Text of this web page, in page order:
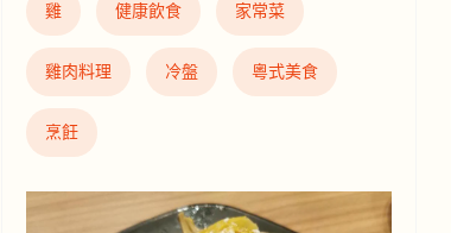
雞 健康飲食 家常菜
雞肉料理 冷盤 粵式美食
烹飪